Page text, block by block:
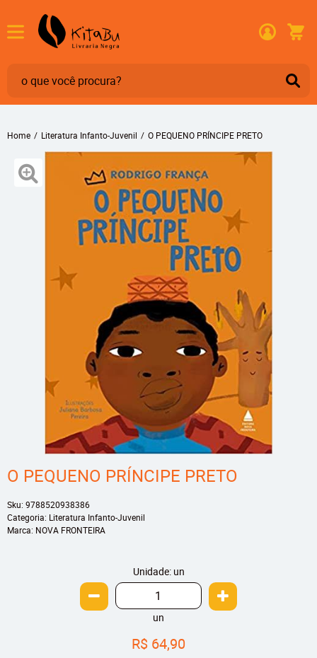
Home Literatura Infanto-Juvenil O PEQUENO PRÍNCIPE PRETO
O PEQUENO PRÍNCIPE PRETO
Sku: 9788520938386
Categoria: Literatura Infanto-Juvenil
Marca: NOVA FRONTEIRA
Unidade: un
un
R$ 64,90